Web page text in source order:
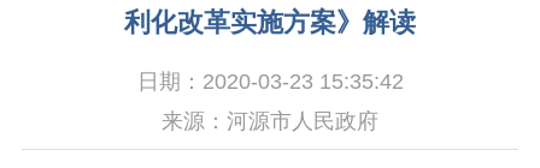
利化改革实施方案》解读
日期：2020-03-23 15:35:42
来源：河源市人民政府